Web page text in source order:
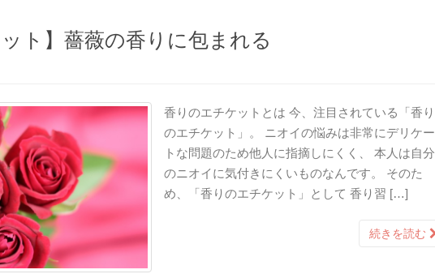
ト】薔薇の香りに包まれる
香りのエチケットとは 今、注目されている「香り
のエチケット」。 ニオイの悩みは非常にデリケー
トな問題のため他人に指摘しにくく、 本人は自分
のニオイに気付きにくいものなんです。 そのた
め、「香りのエチケット」として 香り習 […]
続きを読む